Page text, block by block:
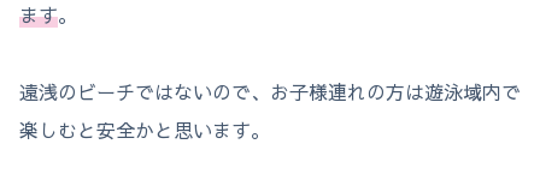
ます。
遠浅のビーチではないので、お子様連れの方は遊泳域内で
楽しむと安全かと思います。